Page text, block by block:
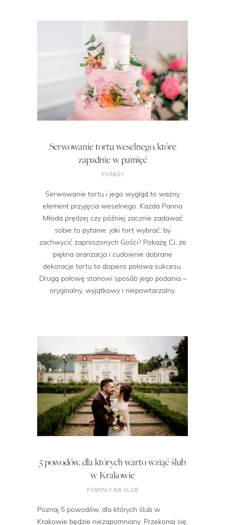
Serwowanie tortu weselnego, które
zapadnie w pamięć
PORADY
Serwowanie tortu i jego wygląd to ważny
element przyjęcia weselnego. Każda Panna
Młoda prędzej czy później zacznie zadawać
sobie to pytanie: jaki tort wybrać, by
zachwycić zaproszonych Gości? Pokażę Ci, że
piękna aranżacja i cudownie dobrane
dekoracje tortu to dopiero połowa sukcesu.
Drugą połowę stanowi sposób jego podania –
oryginalny, wyjątkowy i niepowtarzalny.
5 powodów, dla których warto wziąć ślub
w Krakowie
POMYSŁY NA ŚLUB
Poznaj 5 powodów, dla których ślub w
Krakowie będzie niezapomniany. Przekonaj się,